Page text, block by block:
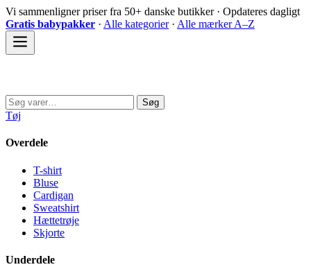
Spring
til
indhold
Vi sammenligner priser fra 50+ danske butikker · Opdateres dagligt
Gratis babypakker · Alle kategorier· Alle mærker A–Z
Søg
efter:
Søg
Tøj
Overdele
T-shirt
Bluse
Cardigan
Sweatshirt
Hættetrøje
Skjorte
Underdele